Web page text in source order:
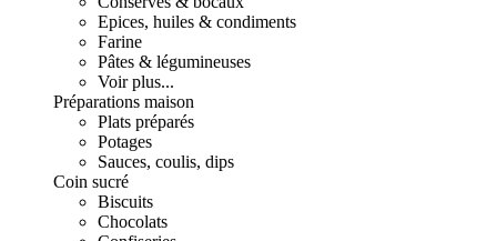
Epices, huiles & condiments
Farine
Pâtes & légumineuses
Voir plus...
Préparations maison
Plats préparés
Potages
Sauces, coulis, dips
Coin sucré
Biscuits
Chocolats